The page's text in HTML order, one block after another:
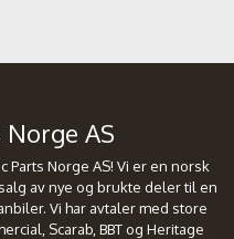
Norge AS
Parts Norge AS! Vi er en norsk
av nye og brukte deler til en
Vi har avtaler med store
Scarab, BBT og Heritage